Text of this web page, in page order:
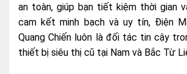
an toàn, giúp bạn tiết kiệm thời gian
cam kết minh bạch và uy tín, Điện
Quang Chiến luôn là đối tác tin cậy
thiết bị siêu thị cũ tại Nam và Bắc Từ